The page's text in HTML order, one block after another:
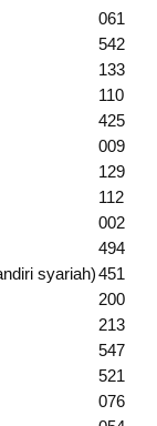
061
542
133
110
425
009
129
112
002
494
syariah)451
200
213
547
521
076